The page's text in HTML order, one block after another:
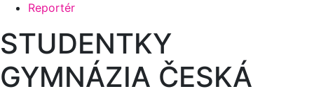
Reportér
STUDENTKY
GYMNÁZIA ČESKÁ